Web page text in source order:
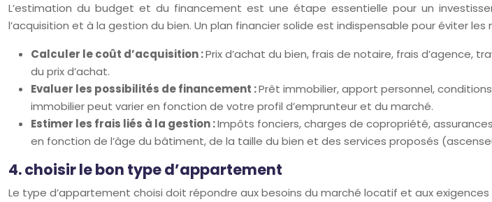
L’estimation du budget et du financement est une étape essentielle pour un
l’acquisition et à la gestion du bien. Un plan financier solide est indispensable pour éviter
Calculer le coût d’acquisition :Prix d’achat du bien, frais de notaire, frais d’agence,
du prix d’achat.
Evaluer les possibilités de financement :Prêt immobilier, apport personnel,
immobilier peut varier en fonction de votre profil d’emprunteur et du marché.
Estimer les frais liés à la gestion :Impôts fonciers, charges de copropriété,
en fonction de l’âge du bâtiment, de la taille du bien et des services proposés
4. choisir le bon type d’appartement
Le type d’appartement choisi doit répondre aux besoins du marché locatif et aux